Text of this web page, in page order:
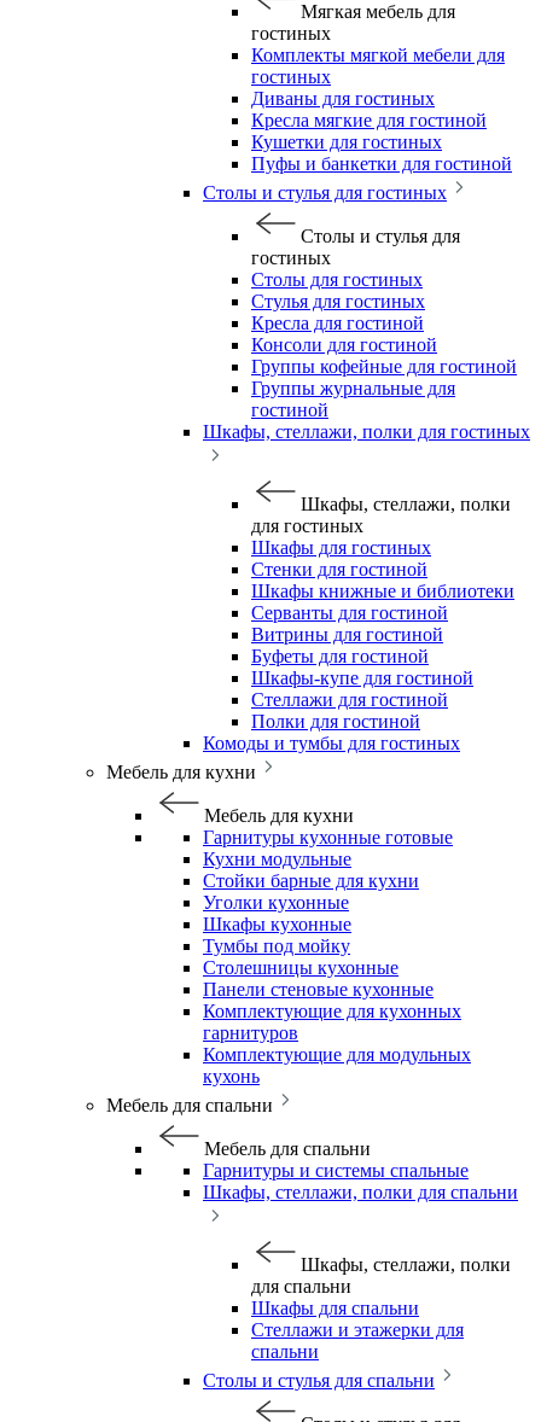
Мягкая мебель для
гостиных
Комплекты мягкой мебели для
гостиных
Диваны для гостиных
Кресла мягкие для гостиной
Кушетки для гостиных
Пуфы и банкетки для гостиной
Столы и стулья для гостиных
Столы и стулья для
гостиных
Столы для гостиных
Стулья для гостиных
Кресла для гостиной
Консоли для гостиной
Группы кофейные для гостиной
Группы журнальные для
гостиной
Шкафы, стеллажи, полки для гостиных
Шкафы, стеллажи, полки
для гостиных
Шкафы для гостиных
Стенки для гостиной
Шкафы книжные и библиотеки
Серванты для гостиной
Витрины для гостиной
Буфеты для гостиной
Шкафы-купе для гостиной
Стеллажи для гостиной
Полки для гостиной
Комоды и тумбы для гостиных
Мебель для кухни
Мебель для кухни
Гарнитуры кухонные готовые
Кухни модульные
Стойки барные для кухни
Уголки кухонные
Шкафы кухонные
Тумбы под мойку
Столешницы кухонные
Панели стеновые кухонные
Комплектующие для кухонных
гарнитуров
Комплектующие для модульных
кухонь
Мебель для спальни
Мебель для спальни
Гарнитуры и системы спальные
Шкафы, стеллажи, полки для спальни
Шкафы, стеллажи, полки
для спальни
Шкафы для спальни
Стеллажи и этажерки для
спальни
Столы и стулья для спальни